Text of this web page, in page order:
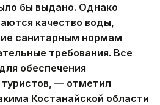
бы выдано. Однако
качество воды,
санитарным нормам
требования. Все
обеспечения
— отметил
Костанайской области